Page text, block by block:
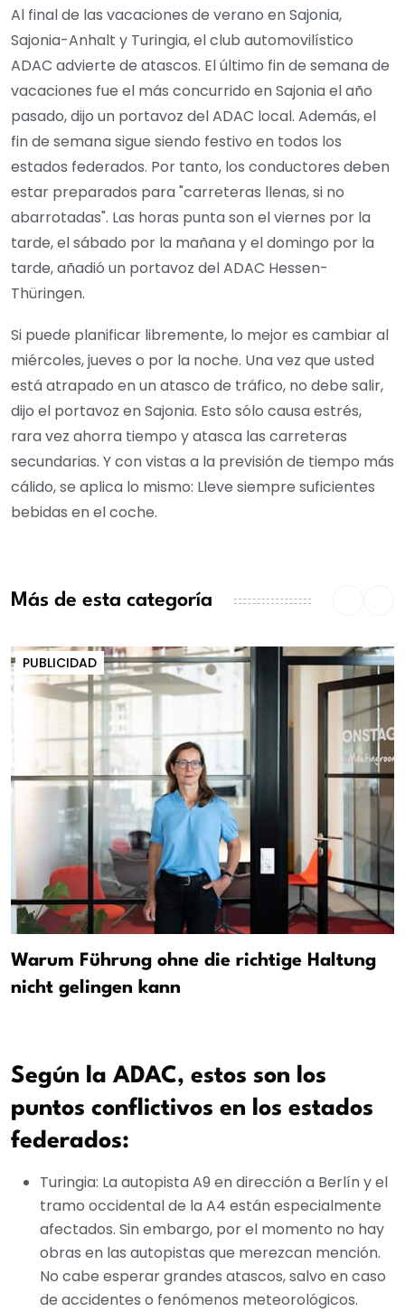
Al final de las vacaciones de verano en Sajonia,
Sajonia-Anhalt y Turingia, el club automovilístico
ADAC advierte de atascos. El último fin de semana de
vacaciones fue el más concurrido en Sajonia el año
pasado, dijo un portavoz del ADAC local. Además, el
fin de semana sigue siendo festivo en todos los
estados federados. Por tanto, los conductores deben
estar preparados para "carreteras llenas, si no
abarrotadas". Las horas punta son el viernes por la
tarde, el sábado por la mañana y el domingo por la
tarde, añadió un portavoz del ADAC Hessen-
Thüringen.
Si puede planificar libremente, lo mejor es cambiar al
miércoles, jueves o por la noche. Una vez que usted
está atrapado en un atasco de tráfico, no debe salir,
dijo el portavoz en Sajonia. Esto sólo causa estrés,
rara vez ahorra tiempo y atasca las carreteras
secundarias. Y con vistas a la previsión de tiempo más
cálido, se aplica lo mismo: Lleve siempre suficientes
bebidas en el coche.
Más de esta categoría
PUBLICIDAD
Warum Führung ohne die richtige Haltung
nicht gelingen kann
Según la ADAC, estos son los
puntos conflictivos en los estados
federados:
Turingia: La autopista A9 en dirección a Berlín y el
tramo occidental de la A4 están especialmente
afectados. Sin embargo, por el momento no hay
obras en las autopistas que merezcan mención.
No cabe esperar grandes atascos, salvo en caso
de accidentes o fenómenos meteorológicos.